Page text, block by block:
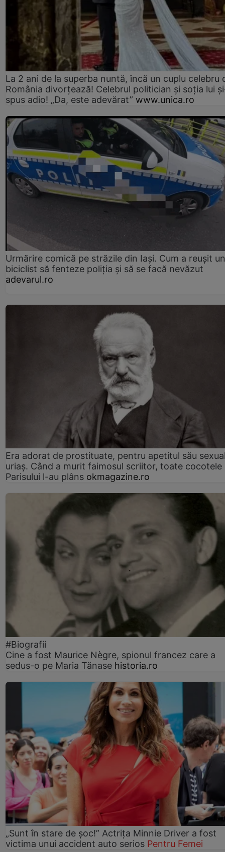
La 2 ani de la superba nuntă, încă un cuplu celebru
România divorțează! Celebrul politician și soția lui
spus adio! „Da, este adevărat” www.unica.ro
Urmărire comică pe străzile din Iași. Cum a reușit un
biciclist să fenteze poliția și să se facă nevăzut
adevarul.ro
Era adorat de prostituate, pentru apetitul său
uriaș. Când a murit faimosul scriitor, toate cocotele
Parisului l-au plâns okmagazine.ro
#Biografii
Cine a fost Maurice Nègre, spionul francez care a
sedus-o pe Maria Tănase historia.ro
„Sunt în stare de șoc!” Actrița Minnie Driver a fost
victima unui accident auto serios Pentru Femei